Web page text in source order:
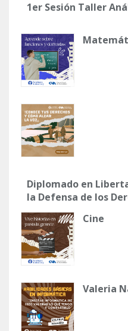
1er Sesión Taller
Diplomado en
la Defensa de los
Cine
Valeria